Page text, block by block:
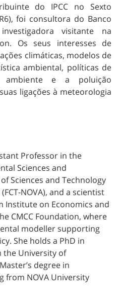
do IPCC no Sexto
foi consultora do Banco
visitante na
Os seus interesses de
climáticas, modelos de
ambiental, políticas de
ambiente e a poluição
ligações à meteorologia
Professor in the
Sciences and
Sciences and Technology
and a scientist
Institute on Economics and
CMCC Foundation, where
modeller supporting
She holds a PhD in
the University of
degree in
from NOVA University